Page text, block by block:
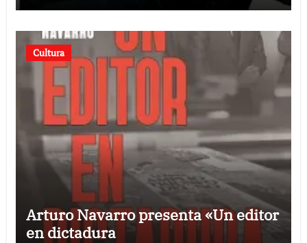
Cultura
Arturo Navarro presenta «Un editor
en dictadura